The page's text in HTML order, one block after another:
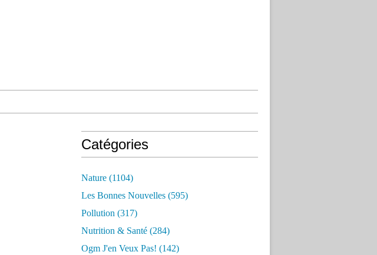
Catégories
Nature (1104)
Les Bonnes Nouvelles (595)
Pollution (317)
Nutrition & Santé (284)
Ogm J'en Veux Pas! (142)